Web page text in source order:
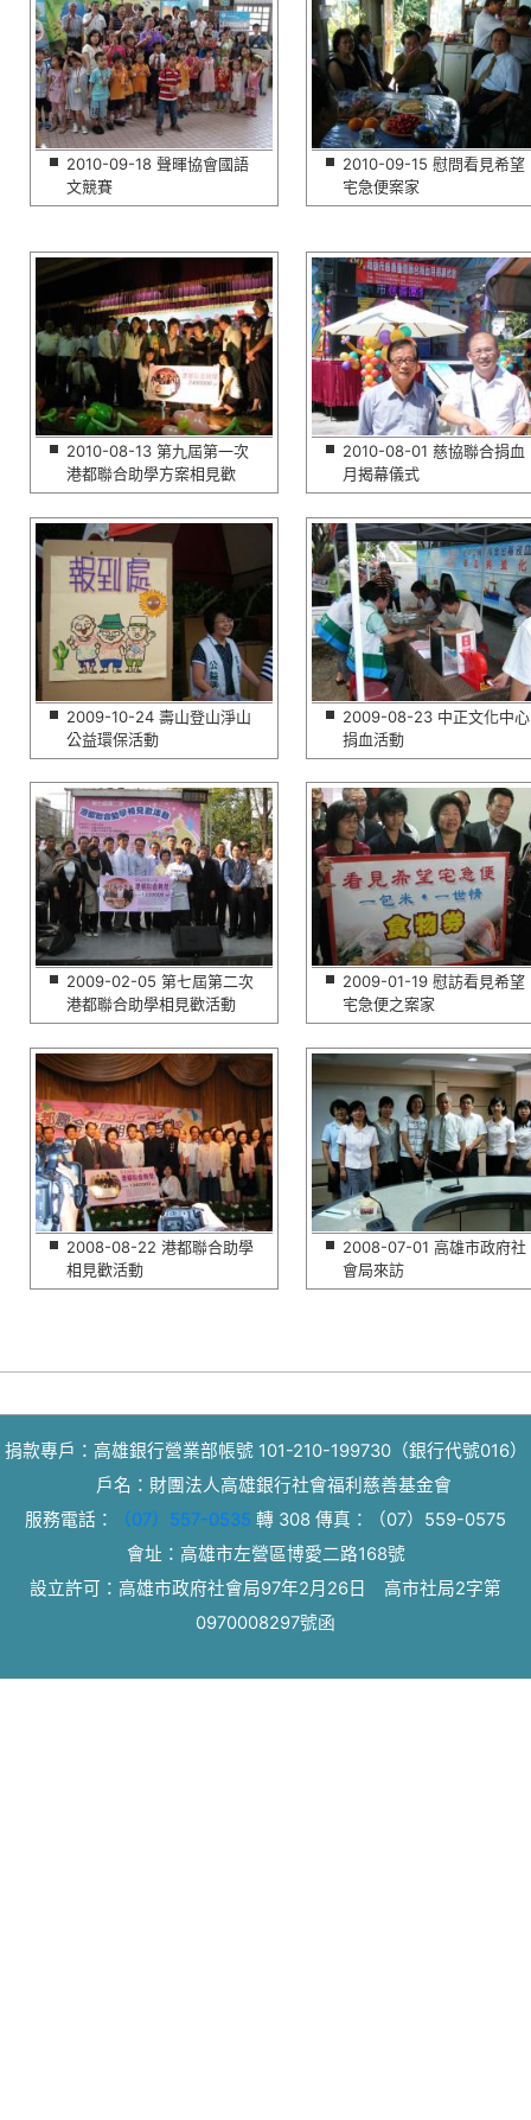
2010-09-18 聲暉協會國語
文競賽
2010-09-15 慰問看見希望
宅急便案家
2010-08-13 第九屆第一次
港都聯合助學方案相見歡
2010-08-01 慈協聯合捐血
月揭幕儀式
2009-10-24 壽山登山淨山
公益環保活動
2009-08-23 中正文化中心
捐血活動
2009-02-05 第七屆第二次
港都聯合助學相見歡活動
2009-01-19 慰訪看見希望
宅急便之案家
2008-08-22 港都聯合助學
相見歡活動
2008-07-01 高雄市政府社
會局來訪
捐款專戶：高雄銀行營業部帳號 101-210-199730（銀行代號016）
戶名：財團法人高雄銀行社會福利慈善基金會
服務電話：
（07）557-0535 轉 308 傳真：
（07）559-0575
會址：高雄市左營區博愛二路168號
設立許可：高雄市政府社會局97年2月26日 高市社局2字第
0970008297號函